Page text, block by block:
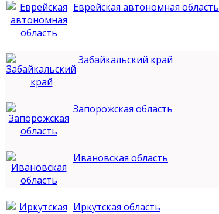
Еврейская автономная область
Забайкальский край
Запорожская область
Ивановская область
Иркутская область